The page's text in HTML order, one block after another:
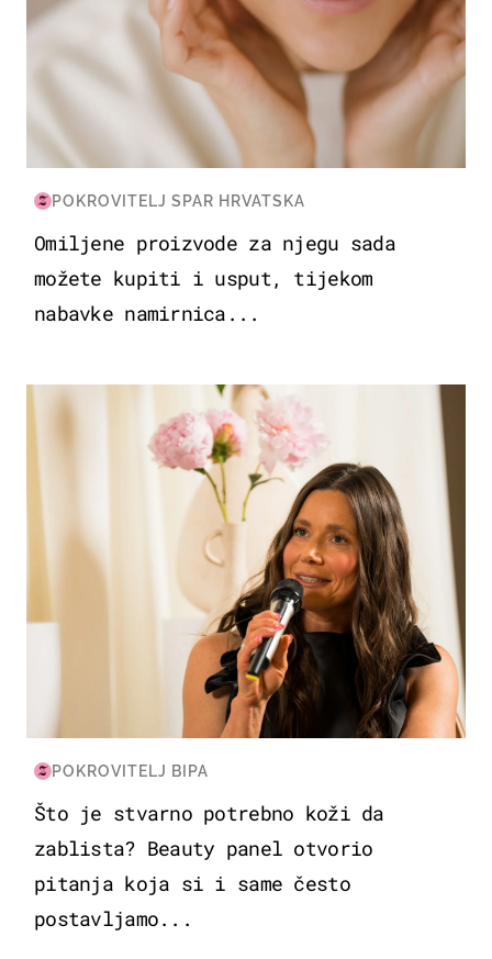
POKROVITELJ SPAR HRVATSKA
Omiljene proizvode za njegu sada
možete kupiti i usput, tijekom
nabavke namirnica...
MODA & LJEPOTA
POKROVITELJ BIPA
Što je stvarno potrebno koži da
zablista? Beauty panel otvorio
pitanja koja si i same često
postavljamo...